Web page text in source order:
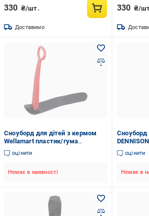
330 ₴/шт.
Доставимо
330 ₴/
Сноуборд для дітей з кермом
Wellamart пластик/гума
Червоний (5360-2)
оцінити
Немає в наявності
Сноуборд
BODEN)
оцінити
Немає в